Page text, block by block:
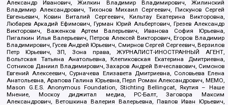
Александр Иванович, Жилкин Владимир Владимирович, Жилинский
Владимир Александрович, Тихонов Михаил Сергеевич, Пискунов Сергей
Евгеньевич, Ковин Виталий Сергеевич, Кильтау Екатерина Викторовна,
Любарев Аркадий Ефимович, Гурман Юрий Альбертович, Грезев Александр
Викторович, Важенков Артем Валерьевич, Иванова София Юрьевна,
Пигалкин Илья Валерьевич, Петров Алексей Викторович, Егоров Владимир
Владимирович, Гусев Андрей Юрьевич, Смирнов Сергей Сергеевич, Верзилов
Петр Юрьевич, ЗП, Зона права, ЖУРНАЛИСТ-ИНОСТРАННЫЙ АГЕНТ,
Вольтская Татьяна Анатольевна, Клепиковская Екатерина Дмитриевна,
Сотников Даниил Владимирович, Захаров Андрей Вячеславович, Симонов
Евгений Алексеевич, Сурначева Елизавета Дмитриевна, Соловьева Елена
Анатольевна, Арапова Галина Юрьевна, Перл Роман Александрович, МЕМО,
Mason G.E.S. Anonymous Foundation, Stichting Bellingcat, Якутия – Наше
Мнение, Москоу диджитал медиа, РС-Балт, Заговора Максим
Александрович, Ветошкина Валерия Валерьевна, Павлов Иван Юрьевич,